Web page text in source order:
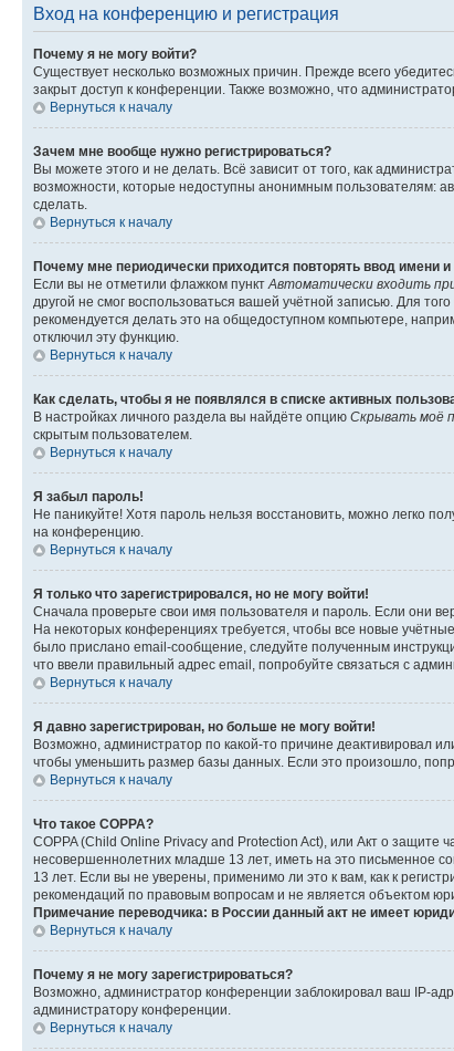
Вход на конференцию и регистрация
Почему я не могу войти?
Существует несколько возможных причин. Прежде всего
закрыт доступ к конференции. Также возможно, что
Вернуться к началу
Зачем мне вообще нужно регистрироваться?
Вы можете этого и не делать. Всё зависит от того, как
возможности, которые недоступны анонимным пользователям:
сделать.
Вернуться к началу
Почему мне периодически приходится повторять ввод имени
Если вы не отметили флажком пункт Автоматически входить
другой не смог воспользоваться вашей учётной записью. Для
рекомендуется делать это на общедоступном компьютере,
отключил эту функцию.
Вернуться к началу
Как сделать, чтобы я не появлялся в списке активных
В настройках личного раздела вы найдёте опцию Скрывать моё
скрытым пользователем.
Вернуться к началу
Я забыл пароль!
Не паникуйте! Хотя пароль нельзя восстановить, можно легко
на конференцию.
Вернуться к началу
Я только что зарегистрировался, но не могу войти!
Сначала проверьте свои имя пользователя и пароль. Если они
На некоторых конференциях требуется, чтобы все новые
было прислано email-сообщение, следуйте полученным
что ввели правильный адрес email, попробуйте связаться с
Вернуться к началу
Я давно зарегистрирован, но больше не могу войти!
Возможно, администратор по какой-то причине деактивировал
чтобы уменьшить размер базы данных. Если это произошло,
Вернуться к началу
Что такое COPPA?
COPPA (Child Online Privacy and Protection Act), или Акт о
несовершеннолетних младше 13 лет, иметь на это письменное
13 лет. Если вы не уверены, применимо ли это к вам, как к
рекомендаций по правовым вопросам и не является объектом
Примечание переводчика: в России данный акт не имеет
Вернуться к началу
Почему я не могу зарегистрироваться?
Возможно, администратор конференции заблокировал ваш IP-
администратору конференции.
Вернуться к началу